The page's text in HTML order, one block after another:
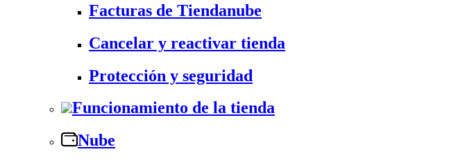
Facturas de Tiendanube
Cancelar y reactivar tienda
Protección y seguridad
Funcionamiento de la tienda
Nube